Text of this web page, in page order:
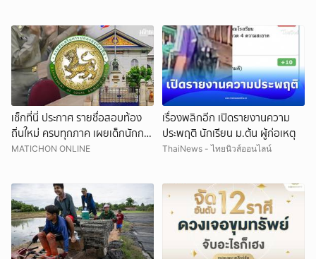
เช็กที่นี่ ประกาศ รายชื่อสอบท้อง
ถิ่นใหม่ ครบทุกภาค เผยเด็กนักการ
เมืองดังหลุดอื้อ
MATICHON ONLINE
เรื่องพลิกอีก เปิดรายงานความ
ประพฤติ นักเรียน ม.ต้น ผู้ก่อเหตุ
ThaiNews - ไทยนิวส์ออนไลน์